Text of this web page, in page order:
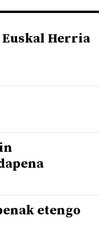
Euskal Herria
etengo